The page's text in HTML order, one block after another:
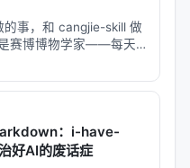
检索环境，不是真实
Reward 的设计
档"的定义本身就更模
得可疑的地方：它假
事，和 cangjie-skill 做
赛博博物学家——每天
找故事、用费曼的
发到智柴论坛。…
：i-have-
好AI的废话症